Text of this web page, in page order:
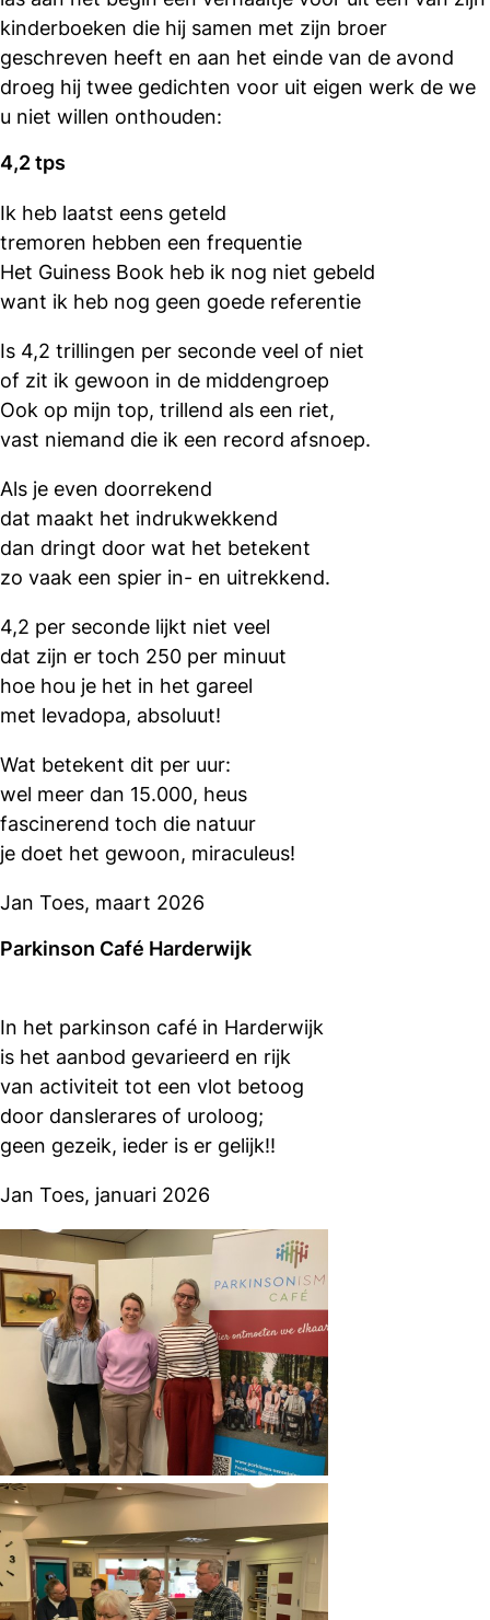
kinderboeken die hij samen met zijn broer
geschreven heeft en aan het einde van de avond
droeg hij twee gedichten voor uit eigen werk de we
u niet willen onthouden:
4,2 tps
Ik heb laatst eens geteld
tremoren hebben een frequentie
Het Guiness Book heb ik nog niet gebeld
want ik heb nog geen goede referentie
Is 4,2 trillingen per seconde veel of niet
of zit ik gewoon in de middengroep
Ook op mijn top, trillend als een riet,
vast niemand die ik een record afsnoep.
Als je even doorrekend
dat maakt het indrukwekkend
dan dringt door wat het betekent
zo vaak een spier in- en uitrekkend.
4,2 per seconde lijkt niet veel
dat zijn er toch 250 per minuut
hoe hou je het in het gareel
met levadopa, absoluut!
Wat betekent dit per uur:
wel meer dan 15.000, heus
fascinerend toch die natuur
je doet het gewoon, miraculeus!
Jan Toes, maart 2026
Parkinson Café Harderwijk
In het parkinson café in Harderwijk
is het aanbod gevarieerd en rijk
van activiteit tot een vlot betoog
door danslerares of uroloog;
geen gezeik, ieder is er gelijk!!
Jan Toes, januari 2026